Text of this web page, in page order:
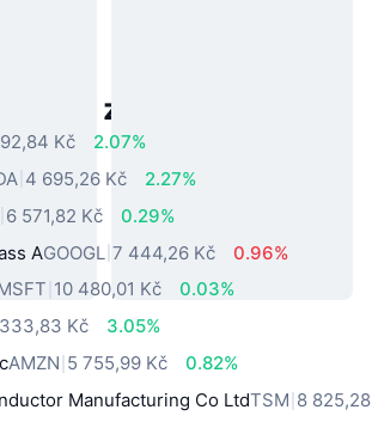
aktiva z reálného světa
Kč
2.07%
4 695,26 Kč
2.27%
6 571,82 Kč
0.29%
AGOOGL 7 444,26 Kč
0.96%
10 480,01 Kč
0.03%
Kč
3.05%
AMZN 5 755,99 Kč
0.82%
Manufacturing Co LtdTSM 8